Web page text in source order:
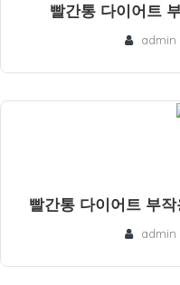
빨간통 다이어트
admin
빨간통 다이어트 부
admin